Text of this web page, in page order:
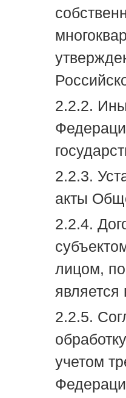
2.2.2.
2.2.3.
акты
2.2.4.
лицом,
2.2.5.
учетом